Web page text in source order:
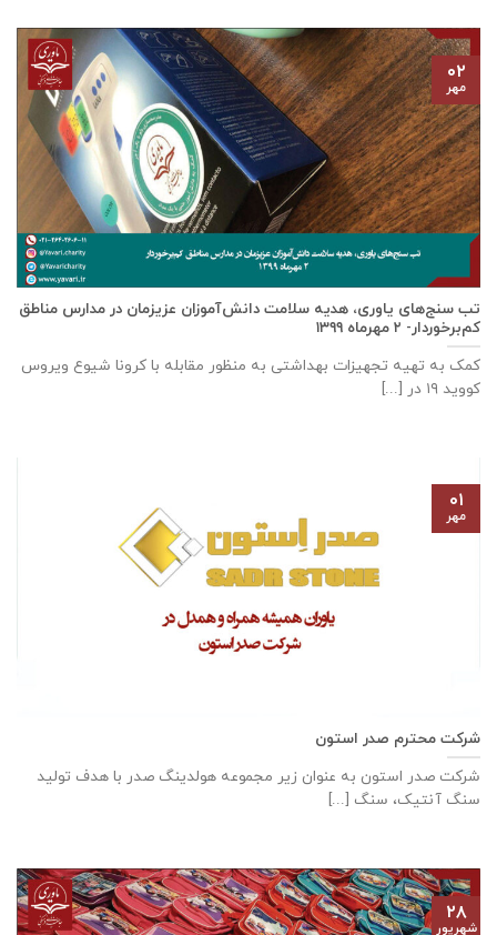
تب سنج‌های یاوری، هدیه سلامت دانش‌آموزان عزیزمان در مدارس مناطق
کم‌برخوردار- ۲ مهرماه ۱۳۹۹
کمک به تهیه تجهیزات بهداشتی به منظور مقابله با کرونا شیوع ویروس
کووید ۱۹ در [...]
۰۲
مهر
شرکت محترم صدر استون
شرکت صدر استون به عنوان زیر مجموعه هولدینگ صدر با هدف تولید
سنگ آنتیک، سنگ [...]
۰۱
مهر
۲۸
شهریور